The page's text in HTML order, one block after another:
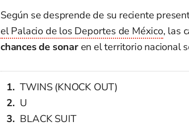
Según se desprende de su reciente
el Palacio de los Deportes de México, las
chances de sonar en el territorio nacional
TWINS (KNOCK OUT)
U
BLACK SUIT